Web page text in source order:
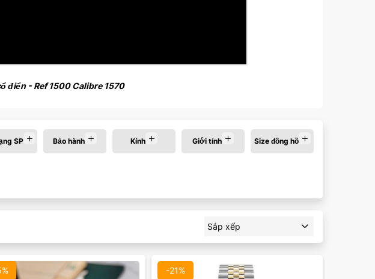
điển - Ref 1500 Calibre 1570
SP Bảo hành Kính Giới tính Size đồng hồ
Sắp xếp
-21%
Màu mặt: